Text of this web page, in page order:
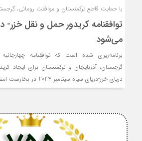
با حمایت قاطع ترکمنستان و موافقت رومانی،
توافقنامه کریدور حمل و نقل خزر-
می‌شود
برنامه‌ریزی شده است که توافقنامه
گرجستان، آذربایجان و ترکمنستان برای ایجاد
دریای خزر-دریای سیاه سپتامبر 2024 در بخارست امضا شود.